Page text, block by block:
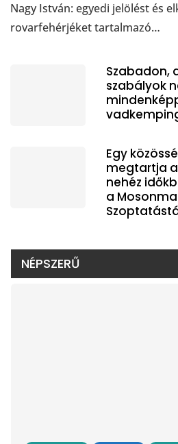
Nagy István: egyedi jelölést és
rovarfehérjéket tartalmazó…
Szabadon,
szabályok
Egy
megtartja
nehéz
a
NÉPSZERŰ